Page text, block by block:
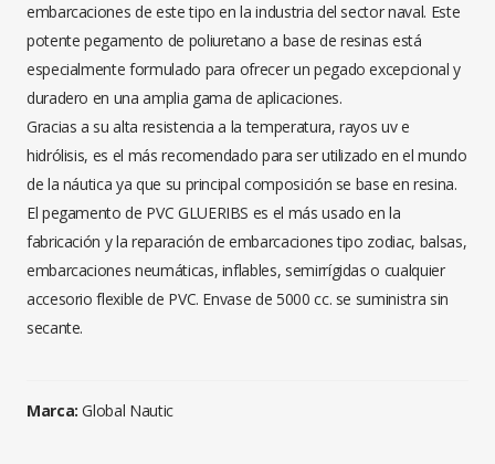
embarcaciones de este tipo en la industria del sector naval. Este
potente pegamento de poliuretano a base de resinas está
especialmente formulado para ofrecer un pegado excepcional y
duradero en una amplia gama de aplicaciones.
Gracias a su alta resistencia a la temperatura, rayos uv e
hidrólisis, es el más recomendado para ser utilizado en el mundo
de la náutica ya que su principal composición se base en resina.
El pegamento de PVC GLUERIBS es el más usado en la
fabricación y la reparación de embarcaciones tipo zodiac, balsas,
embarcaciones neumáticas, inflables, semirrígidas o cualquier
accesorio flexible de PVC. Envase de 5000 cc. se suministra sin
secante.
Marca:Global Nautic